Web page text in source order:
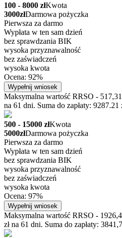
100 - 8000 złKwota
3000złDarmowa pożyczka
Pierwsza za darmo
Wypłata w ten sam dzień
bez sprawdzania BIK
wysoka przyznawalność
bez zaświadczeń
wysoka kwota
Ocena: 92%
Wypełnij wniosek
Maksymalna wartość RRSO -
na 61 dni. Suma do zapłaty: 9287.21
500 - 15000 złKwota
5000złDarmowa pożyczka
Pierwsza za darmo
Wypłata w ten sam dzień
bez sprawdzania BIK
wysoka przyznawalność
bez zaświadczeń
wysoka kwota
Ocena: 97%
Wypełnij wniosek
Maksymalna wartość RRSO -
zł na 61 dni. Suma do zapłaty: